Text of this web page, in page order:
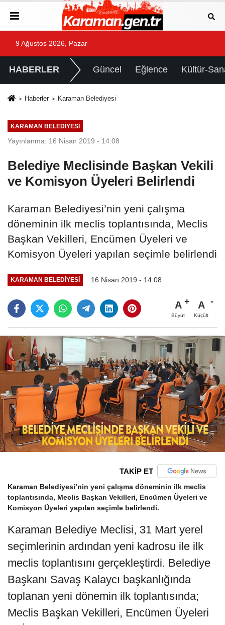
9 Ağustos 2026, Pazar
HABERLER Güncel Eğlence Kültür-
Haberler Karaman Belediyesi
KARAMAN BELEDIYESI
Yayınlanma: 16 Nisan 2019 - 14:08
Belediye Meclisinde Başkan Vekili
ve Komisyon Üyeleri Belirlendi
Karaman Belediyesi’nin yeni çalışma
döneminin ilk meclis toplantısında, Meclis
Başkan Vekilleri, Encümen Üyeleri ve
Komisyon Üyeleri yapılan seçimle belirlendi
KARAMAN BELEDIYESI 16 Nisan 2019 - 14:08
A
Büyüt
A
Küçült
TAKİP ET
Karaman Belediyesi’nin yeni çalışma döneminin ilk meclis
toplantısında, Meclis Başkan Vekilleri, Encümen Üyeleri ve
Komisyon Üyeleri yapılan seçimle belirlendi.
Karaman Belediye Meclisi, 31 Mart yerel
seçimlerinin ardından yeni kadrosu ile ilk
meclis toplantısını gerçekleştirdi. Belediye
Başkanı Savaş Kalaycı başkanlığında
toplanan yeni dönemin ilk toplantısında;
Meclis Başkan Vekilleri, Encümen Üyeleri